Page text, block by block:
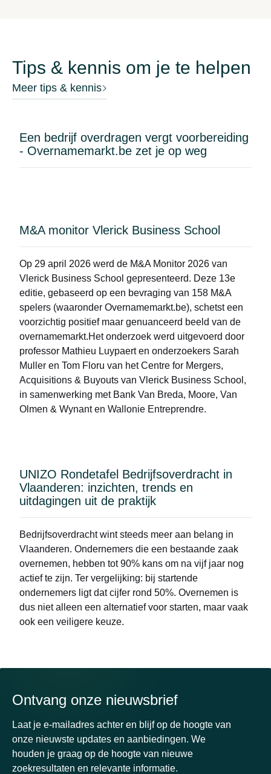
dampkap, vaatwasser, koelcel en alle nodige
professionele toestellen.Ook de bar is volledig
ingericht met voldoende koelingen, een wijnfrigo,
zaakGrote naamsbekendheid en trouwe
klantenkringBewezen omzetcijfers (inzage mogelijk
na bezoek)Ruime parkeermogelijkheden in de
Tips & kennis om je te helpen
Meer tips & kennis
Een bedrijf overdragen vergt voorbereiding
- Overnamemarkt.be zet je op weg
M&A monitor Vlerick Business School
Op 29 april 2026 werd de M&A Monitor 2026 van
Vlerick Business School gepresenteerd. Deze 13e
editie, gebaseerd op een bevraging van 158 M&A
spelers (waaronder Overnamemarkt.be), schetst een
voorzichtig positief maar genuanceerd beeld van de
overnamemarkt.Het onderzoek werd uitgevoerd door
professor Mathieu Luypaert en onderzoekers Sarah
Muller en Tom Floru van het Centre for Mergers,
Acquisitions & Buyouts van Vlerick Business School,
in samenwerking met Bank Van Breda, Moore, Van
Olmen & Wynant en Wallonie Entreprendre.
UNIZO Rondetafel Bedrijfsoverdracht in
Vlaanderen: inzichten, trends en
uitdagingen uit de praktijk
Bedrijfsoverdracht wint steeds meer aan belang in
Vlaanderen. Ondernemers die een bestaande zaak
overnemen, hebben tot 90% kans om na vijf jaar nog
actief te zijn. Ter vergelijking: bij startende
ondernemers ligt dat cijfer rond 50%. Overnemen is
dus niet alleen een alternatief voor starten, maar vaak
ook een veiligere keuze.
Ontvang onze nieuwsbrief
Laat je e-mailadres achter en blijf op de hoogte van
onze nieuwste updates en aanbiedingen. We
houden je graag op de hoogte van nieuwe
zoekresultaten en relevante informatie.